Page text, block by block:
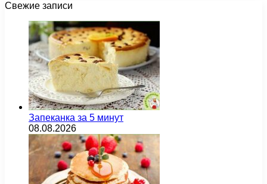
Свежие записи
Запеканка за 5 минут
08.08.2026